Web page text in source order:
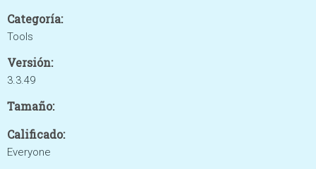
Categoría:
Tools
Versión:
3.3.49
Tamaño:
Calificado:
Everyone